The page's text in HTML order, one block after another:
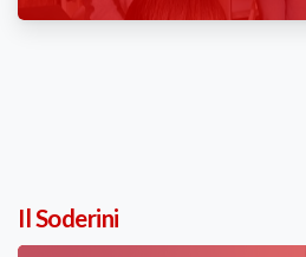
Il Soderini